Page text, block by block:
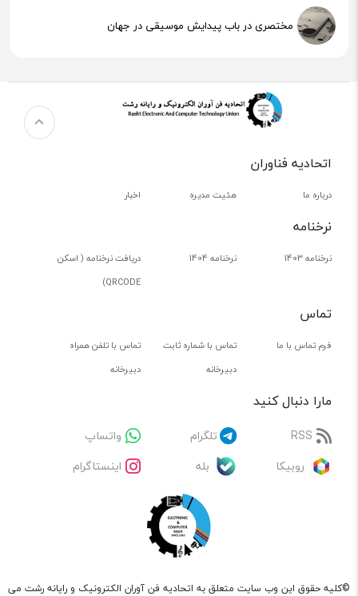
مختصری در باب پیدایش موسیقی در جهان
اتحادیه فناوران
درباره ما هئیت مدیره اخبار
نرخنامه
نرخنامه 1403 نرخنامه 1404
دریافت نرخنامه ( اسکن
QRCODE)
تماس
فرم تماس با ما
تماس با شماره ثابت
دبیرخانه
تماس با تلفن همراه
دبیرخانه
مارا دنبال کنید
RSS تلگرام
واتساپ
روبیکا
بله اینستاگرام
©کلیه حقوق این وب سایت متعلق به اتحادیه فن آوران الکترونیک و رایانه رشت می